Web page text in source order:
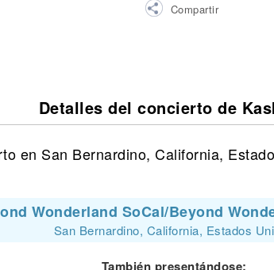
Compartir
Detalles del concierto de
en San Bernardino, California,
Wonderland SoCal/Beyond
San Bernardino, California, Estados
También presentándose: